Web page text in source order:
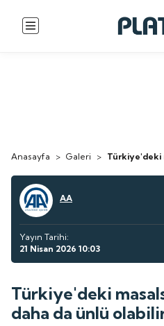
Anasayfa > Galeri > Türkiye'deki
AA
Yayın Tarihi:
21 Nisan 2026 10:03
Türkiye'deki
daha da ünlü